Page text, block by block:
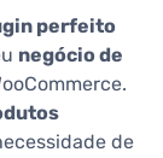
perfeito
negócio de
de